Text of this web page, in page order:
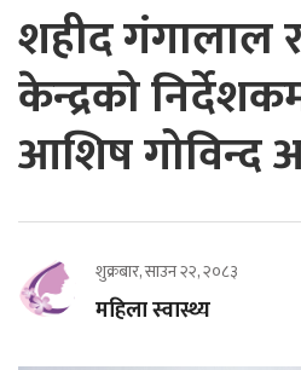
शहीद गंगालाल
केन्द्रको
आशिष गोविन्द
शुक्रबार, साउन २२, २०८३
महिला स्वास्थ्य